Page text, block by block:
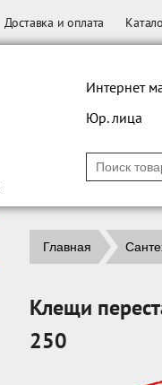
Доставка и оплата
Интернет
Юр. лица
Главная
Клещи
250